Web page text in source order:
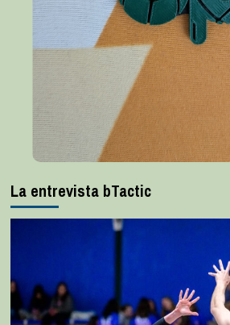
La entrevista bTactic